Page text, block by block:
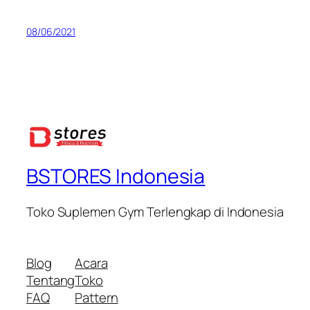
08/06/2021
BSTORES Indonesia
Toko Suplemen Gym Terlengkap di Indonesia
Blog
Tentang
FAQ
Acara
Toko
Pattern